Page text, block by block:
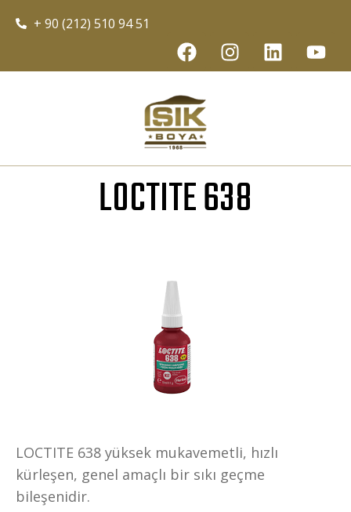
+ 90 (212) 510 94 51
LOCTITE 638
LOCTITE 638 yüksek mukavemetli, hızlı
kürleşen, genel amaçlı bir sıkı geçme
bileşenidir.